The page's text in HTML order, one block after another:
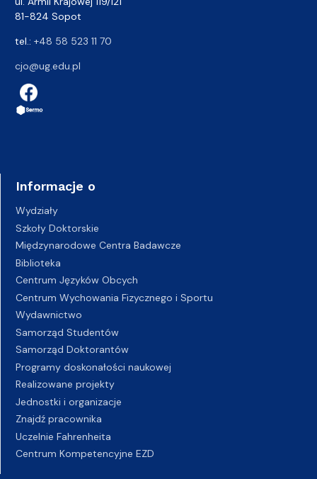
81-824 Sopot
tel.: +48 58 523 11 70
cjo@ug.edu.pl
Informacje o
Wydziały
Szkoły Doktorskie
Międzynarodowe Centra Badawcze
Biblioteka
Centrum Języków Obcych
Centrum Wychowania Fizycznego i Sportu
Wydawnictwo
Samorząd Studentów
Samorząd Doktorantów
Programy doskonałości naukowej
Realizowane projekty
Jednostki i organizacje
Znajdź pracownika
Uczelnie Fahrenheita
Centrum Kompetencyjne EZD